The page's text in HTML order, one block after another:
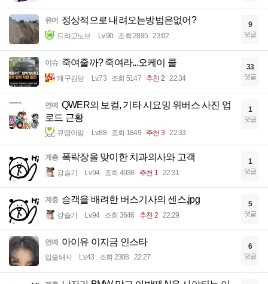
유머 정상적으로 내려오는방법은없어?
드라고노브 Lv.90 조회 2895 23:02
9
댓글
이슈 죽여줄까? 죽여라...오케이 콜
왜구김당 Lv.73 조회 5147 추천 2 22:34
33
댓글
연예 QWER의 보컬, 기타 시요밍 위버스 사진 업
로드 근황
큐땁이알 Lv.88 조회 1849 추천 3 22:33
1
댓글
계층 폭락장을 맞이한 치과의사와 고객
강슬기 Lv.94 조회 4938 추천 1 22:31
1
댓글
계층 승객을 배려한 버스기사의 센스.jpg
강슬기 Lv.94 조회 3646 추천 2 22:29
5
댓글
연예 아이유 이지금 인스타
입술돼지 Lv.43 조회 2308 22:27
6
댓글